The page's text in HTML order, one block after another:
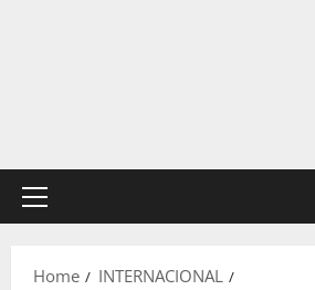
Primary
Home
INTERNACIONAL